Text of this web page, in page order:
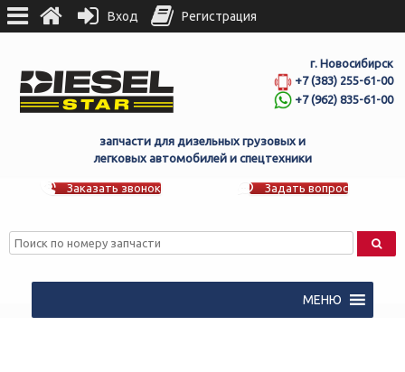
г. Новосибирск
+7 (383) 255-61-00
+7 (962) 835-61-00
запчасти для дизельных грузовых и
легковых автомобилей и спецтехники
Заказать звонок Задать вопрос
МЕНЮ
Вход Регистрация